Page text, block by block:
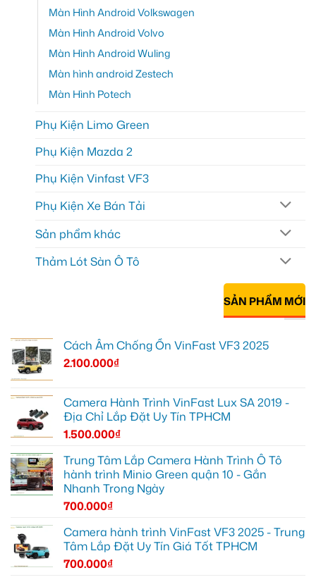
Màn Hình Android Volkswagen
Màn Hình Android Volvo
Màn Hình Android Wuling
Màn hình android Zestech
Màn Hình Potech
Phụ Kiện Limo Green
Phụ Kiện Mazda 2
Phụ Kiện Vinfast VF3
Phụ Kiện Xe Bán Tải
Sản phẩm khác
Thảm Lót Sàn Ô Tô
SẢN PHẨM MỚI
Cách Âm Chống Ồn VinFast VF3 2025
2.100.000₫
Camera Hành Trình VinFast Lux SA 2019 -
Địa Chỉ Lắp Đặt Uy Tín TPHCM
1.500.000₫
Trung Tâm Lắp Camera Hành Trình Ô Tô
hành trình Minio Green quận 10 - Gắn
Nhanh Trong Ngày
700.000₫
Camera hành trình VinFast VF3 2025 - Trung
Tâm Lắp Đặt Uy Tín Giá Tốt TPHCM
700.000₫